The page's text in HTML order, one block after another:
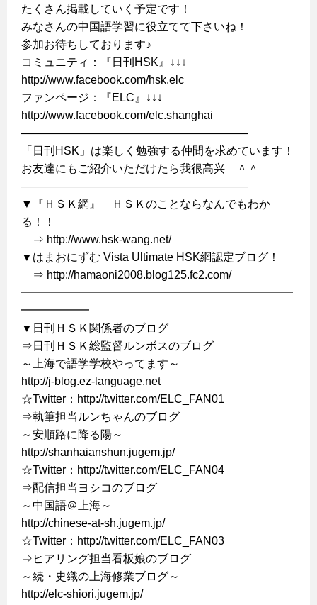
たくさん掲載していく予定です！
みなさんの中国語学習に役立てて下さいね！
参加お待ちしております♪
コミュニティ：『日刊HSK』↓↓↓
http://www.facebook.com/hsk.elc
ファンページ：『ELC』↓↓↓
http://www.facebook.com/elc.shanghai
————————————————————
「日刊HSK」は楽しく勉強する仲間を求めています！
お友達にもご紹介いただけたら我很高兴 ＾＾
————————————————————
▼『ＨＳＫ網』 ＨＳＫのことならなんでもわか
る！！
⇒ http://www.hsk-wang.net/
▼はまおにずむ Vista Ultimate HSK網認定ブログ！
⇒ http://hamaoni2008.blog125.fc2.com/
━━━━━━━━━━━━━━━━━━━━━━━━
━━━━━━
▼日刊ＨＳＫ関係者のブログ
⇒日刊ＨＳＫ総監督ルンボスのブログ
～上海で語学学校やってます～
http://j-blog.ez-language.net
☆Twitter：http://twitter.com/ELC_FAN01
⇒執筆担当ルンちゃんのブログ
～安順路に降る陽～
http://shanhaianshun.jugem.jp/
☆Twitter：http://twitter.com/ELC_FAN04
⇒配信担当ヨシコのブログ
～中国語＠上海～
http://chinese-at-sh.jugem.jp/
☆Twitter：http://twitter.com/ELC_FAN03
⇒ヒアリング担当看板娘のブログ
～続・史織の上海修業ブログ～
http://elc-shiori.jugem.jp/